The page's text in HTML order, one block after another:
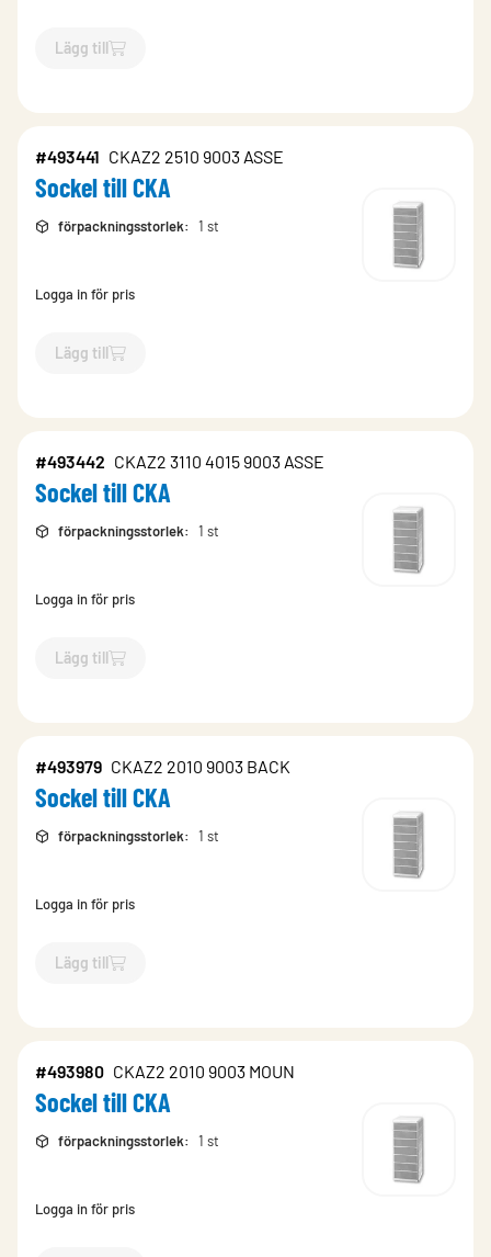
Lägg till
`$Lägg till
#493441 CKAZ2 2510 9003 ASSE
Sockel till CKA
förpackningsstorlek: 1 st
Logga in för pris
Lägg till
`$Lägg till
#493442 CKAZ2 3110 4015 9003 ASSE
Sockel till CKA
förpackningsstorlek: 1 st
Logga in för pris
Lägg till
`$Lägg till
#493979 CKAZ2 2010 9003 BACK
Sockel till CKA
förpackningsstorlek: 1 st
Logga in för pris
Lägg till
`$Lägg till
#493980 CKAZ2 2010 9003 MOUN
Sockel till CKA
förpackningsstorlek: 1 st
Logga in för pris